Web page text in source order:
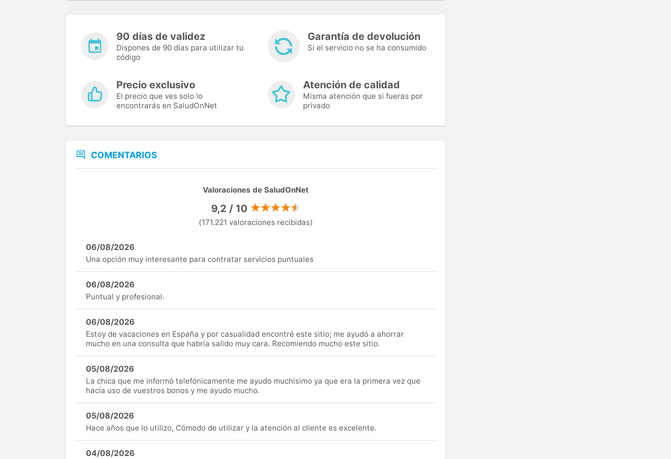
90 días de validez
Dispones de 90 días para utilizar tu
código
Garantía de devolución
Si el servicio no se ha consumido
Precio exclusivo
El precio que ves solo lo
encontrarás en SaludOnNet
Atención de calidad
Misma atención que si fueras por
privado
COMENTARIOS
Valoraciones de SaludOnNet
9,2 / 10
(171.221 valoraciones recibidas)
06/08/2026
Una opción muy interesante para contratar servicios puntuales
06/08/2026
Puntual y profesional.
06/08/2026
Estoy de vacaciones en España y por casualidad encontré este sitio; me ayudó a ahorrar
mucho en una consulta que habría salido muy cara. Recomiendo mucho este sitio.
05/08/2026
La chica que me informó telefónicamente me ayudo muchísimo ya que era la primera vez que
hacía uso de vuestros bonos y me ayudo mucho.
05/08/2026
Hace años que lo utilizo, Cómodo de utilizar y la atención al cliente es excelente.
04/08/2026